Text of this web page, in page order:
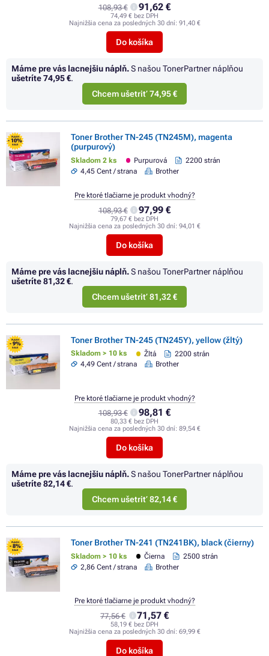
108,93 € 91,62 €
74,49 € bez DPH
Najnižšia cena za posledných 30 dní: 91,40 €
Do košíka
Máme pre vás lacnejšiu náplň.S našou TonerPartner náplňou
ušetríte74,95 €.
Chcem ušetriť 74,95 €
FLASH
- 10%
SALE
Toner Brother TN-245 (TN245M), magenta
(purpurový)
Skladom 2 ks Purpurová
2200 strán
4,45 Cent / strana
Brother
108,93 € 97,99 €
79,67 € bez DPH
Najnižšia cena za posledných 30 dní: 94,01 €
Do košíka
Pre ktoré tlačiarne je produkt vhodný?
Máme pre vás lacnejšiu náplň.S našou TonerPartner náplňou
ušetríte81,32 €.
Chcem ušetriť 81,32 €
FLASH
- 9%
SALE
Toner Brother TN-245 (TN245Y), yellow (žltý)
Skladom > 10 ks Žltá
2200 strán
4,49 Cent / strana
Brother
108,93 € 98,81 €
80,33 € bez DPH
Najnižšia cena za posledných 30 dní: 89,54 €
Do košíka
Pre ktoré tlačiarne je produkt vhodný?
Máme pre vás lacnejšiu náplň.S našou TonerPartner náplňou
ušetríte82,14 €.
Chcem ušetriť 82,14 €
FLASH
- 8%
SALE
Toner Brother TN-241 (TN241BK), black (čierny)
Skladom > 10 ks Čierna
2500 strán
2,86 Cent / strana
Brother
77,56 € 71,57 €
58,19 € bez DPH
Najnižšia cena za posledných 30 dní: 69,99 €
Do košíka
Pre ktoré tlačiarne je produkt vhodný?